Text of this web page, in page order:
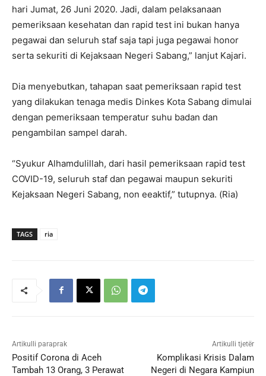
hari Jumat, 26 Juni 2020. Jadi, dalam pelaksanaan
pemeriksaan kesehatan dan rapid test ini bukan hanya
pegawai dan seluruh staf saja tapi juga pegawai honor
serta sekuriti di Kejaksaan Negeri Sabang,” lanjut Kajari.
Dia menyebutkan, tahapan saat pemeriksaan rapid test
yang dilakukan tenaga medis Dinkes Kota Sabang dimulai
dengan pemeriksaan temperatur suhu badan dan
pengambilan sampel darah.
“Syukur Alhamdulillah, dari hasil pemeriksaan rapid test
COVID-19, seluruh staf dan pegawai maupun sekuriti
Kejaksaan Negeri Sabang, non eeaktif,” tutupnya. (Ria)
TAGS ria
Artikulli paraprak
Positif Corona di Aceh
Tambah 13 Orang, 3 Perawat
Artikulli tjetër
Komplikasi Krisis Dalam
Negeri di Negara Kampiun